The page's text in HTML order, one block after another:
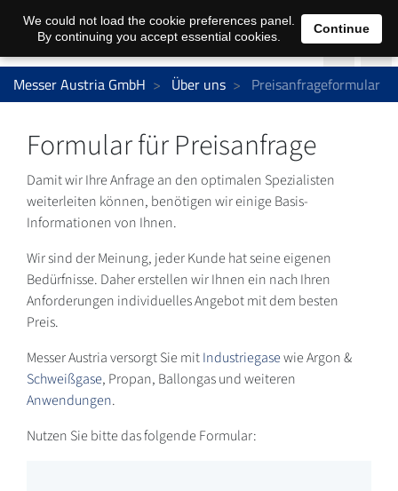
Messer Austria GmbH Über uns Preisanfrageformular
Formular für Preisanfrage
Damit wir Ihre Anfrage an den optimalen Spezialisten
weiterleiten können, benötigen wir einige Basis-
Informationen von Ihnen.
Wir sind der Meinung, jeder Kunde hat seine eigenen
Bedürfnisse. Daher erstellen wir Ihnen ein nach Ihren
Anforderungen individuelles Angebot mit dem besten
Preis.
Messer Austria versorgt Sie mitIndustriegasewie Argon &
Schweißgase, Propan, Ballongas und weiteren
Anwendungen.
Nutzen Sie bitte das folgende Formular:
We could not load the cookie preferences panel.
By continuing you accept essential cookies.
Continue